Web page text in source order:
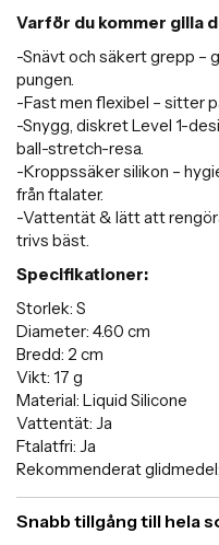
Varför du kommer gilla
-Snävt och säkert grepp –
pungen.
-Fast men flexibel – sitter
-Snygg, diskret Level 1-
ball-stretch-resa.
-Kroppssäker silikon –
från ftalater.
-Vattentät & lätt att
trivs bäst.
Specifikationer:
Storlek: S
Diameter: 4.60 cm
Bredd: 2 cm
Vikt: 17 g
Material: Liquid Silicone
Vattentät: Ja
Ftalatfri: Ja
Rekommenderat
Snabb tillgång till hela